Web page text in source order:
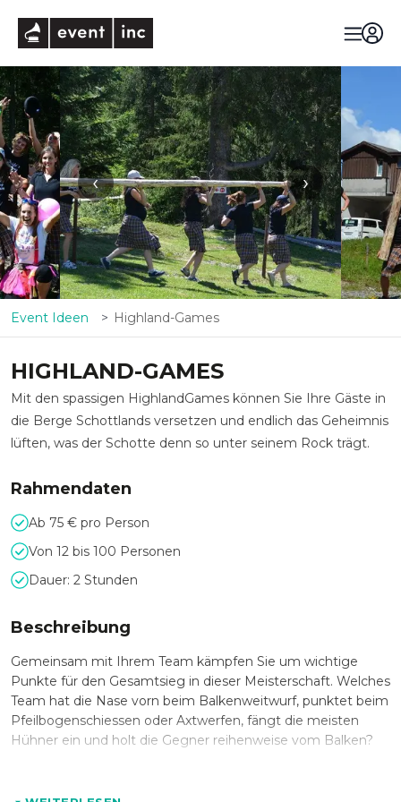
‹ ›
Event Ideen Highland-Games
HIGHLAND-GAMES
Mit den spassigen HighlandGames können Sie Ihre Gäste in
die Berge Schottlands versetzen und endlich das Geheimnis
lüften, was der Schotte denn so unter seinem Rock trägt.
Rahmendaten
Ab 75 € pro Person
Von 12 bis 100 Personen
Dauer: 2 Stunden
Beschreibung
Gemeinsam mit Ihrem Team kämpfen Sie um wichtige
Punkte für den Gesamtsieg in dieser Meisterschaft. Welches
Team hat die Nase vorn beim Balkenweitwurf, punktet beim
Pfeilbogenschiessen oder Axtwerfen, fängt die meisten
Hühner ein und holt die Gegner reihenweise vom Balken?